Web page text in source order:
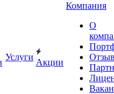
Услуги
Акции
Компания
О